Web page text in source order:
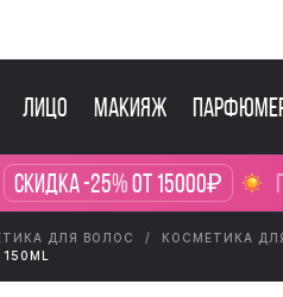
Лицо Макияж
Скидка -25% от 15000₽
ДЛЯ ВОЛОС КОСМЕТИКА